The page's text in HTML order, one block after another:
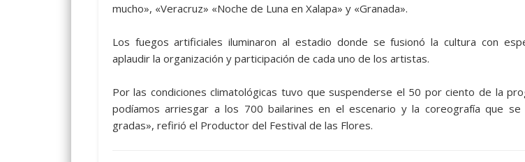
mucho», «Veracruz» «Noche de Luna en Xalapa» y «Granada».
Los fuegos artificiales iluminaron al estadio donde se fusionó la cultura con
aplaudir la organización y participación de cada uno de los artistas.
Por las condiciones climatológicas tuvo que suspenderse el 50 por ciento de la
podíamos arriesgar a los 700 bailarines en el escenario y la coreografía que se
gradas», refirió el Productor del Festival de las Flores.